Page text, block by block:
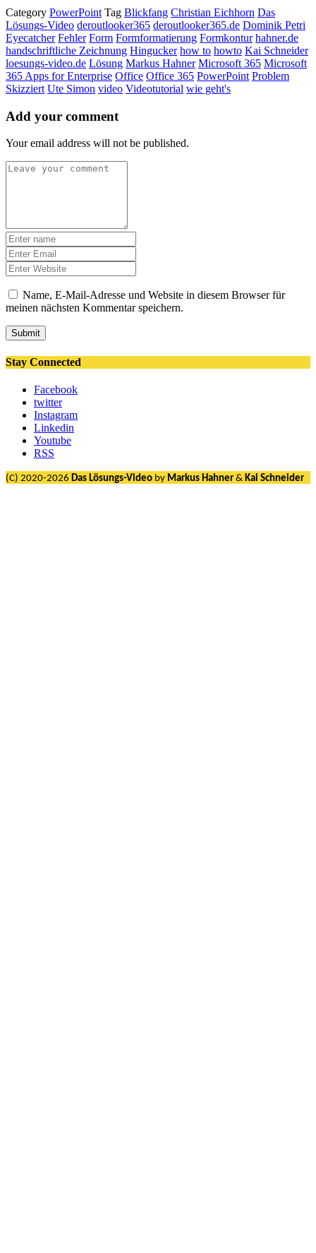
Category PowerPoint Tag Blickfang Christian Eichhorn Das
Lösungs-Video deroutlooker365 deroutlooker365.de Dominik Petri
Eyecatcher Fehler Form Formformatierung Formkontur hahner.de
handschriftliche Zeichnung Hingucker how to howto Kai Schneider
loesungs-video.de Lösung Markus Hahner Microsoft 365 Microsoft
365 Apps for Enterprise Office Office 365 PowerPoint Problem
Skizziert Ute Simon video Videotutorial wie geht's
Add your comment
Your email address will not be published.
Name, E-Mail-Adresse und Website in diesem Browser für
meinen nächsten Kommentar speichern.
Submit
Stay Connected
Facebook
twitter
Instagram
Linkedin
Youtube
RSS
(C) 2020-2026 Das Lösungs-Video by Markus Hahner & Kai Schneider